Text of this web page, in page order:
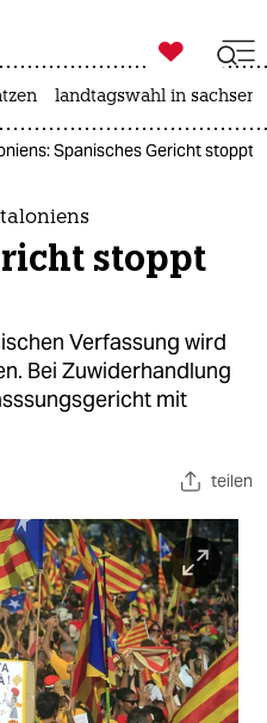
ich

taz zahl ich
landtagswahl in
Spanisches Gericht stoppt
stoppt
Verfassung wird
Bei Zuwiderhandlung
mit
teilen